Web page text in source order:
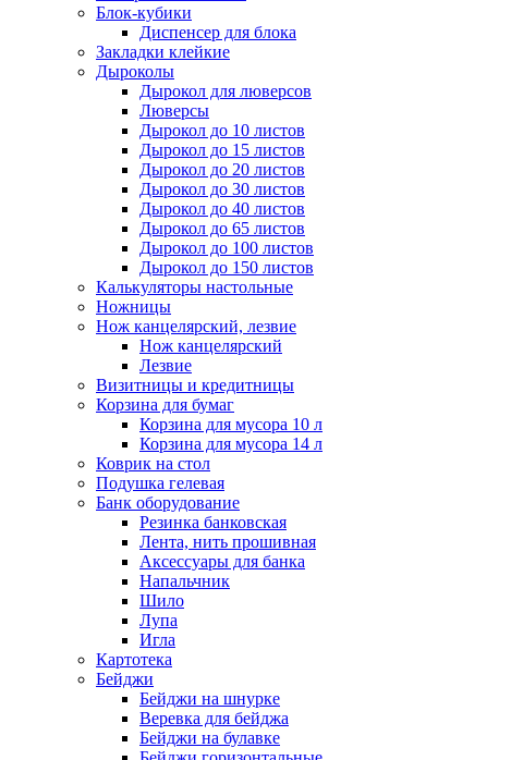
Блок-кубики
Диспенсер для блока
Закладки клейкие
Дыроколы
Дырокол для люверсов
Люверсы
Дырокол до 10 листов
Дырокол до 15 листов
Дырокол до 20 листов
Дырокол до 30 листов
Дырокол до 40 листов
Дырокол до 65 листов
Дырокол до 100 листов
Дырокол до 150 листов
Калькуляторы настольные
Ножницы
Нож канцелярский, лезвие
Нож канцелярский
Лезвие
Визитницы и кредитницы
Корзина для бумаг
Корзина для мусора 10 л
Корзина для мусора 14 л
Коврик на стол
Подушка гелевая
Банк оборудование
Резинка банковская
Лента, нить прошивная
Аксессуары для банка
Напальчник
Шило
Лупа
Игла
Картотека
Бейджи
Бейджи на шнурке
Веревка для бейджа
Бейджи на булавке